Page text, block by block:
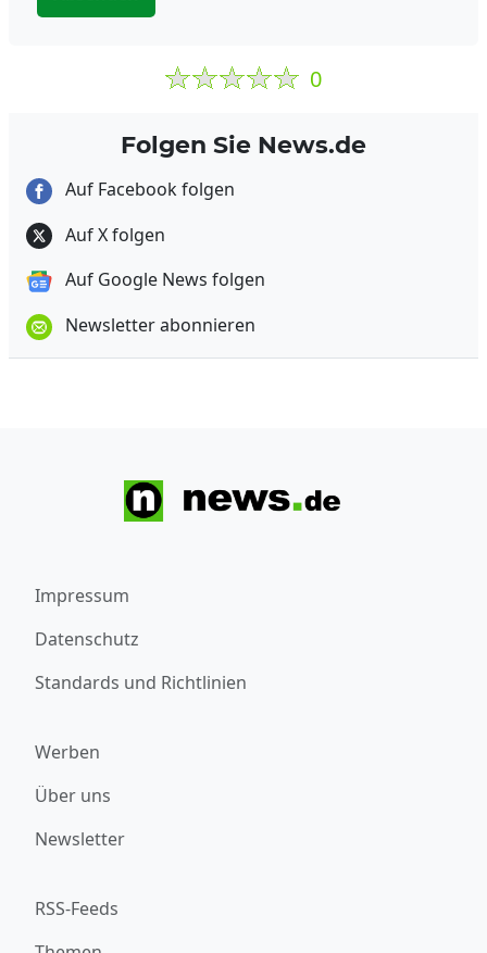
0
Folgen Sie News.de
Auf Facebook folgen
Auf X folgen
Auf Google News folgen
Newsletter abonnieren
Impressum
Datenschutz
Standards und Richtlinien
Werben
Über uns
Newsletter
RSS-Feeds